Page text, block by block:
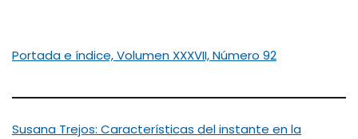
Portada e índice, Volumen XXXVII, Número 92
Susana Trejos: Características del instante en la